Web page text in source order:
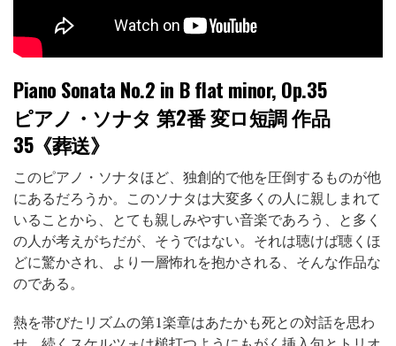
Piano Sonata No.2 in B flat minor, Op.35
ピアノ・ソナタ 第2番 変ロ短調 作品
35《葬送》
このピアノ・ソナタほど、独創的で他を圧倒するものが他
にあるだろうか。このソナタは大変多くの人に親しまれて
いることから、とても親しみやすい音楽であろう、と多く
の人が考えがちだが、そうではない。それは聴けば聴くほ
どに驚かされ、より一層怖れを抱かされる、そんな作品な
のである。
熱を帯びたリズムの第1楽章はあたかも死との対話を思わ